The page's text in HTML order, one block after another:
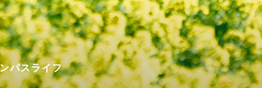
パスライフ